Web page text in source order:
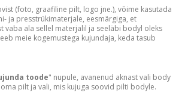
(foto, graafiline pilt, logo jne.), võime kasutada
ja presstrükimaterjale, eesmärgiga, et
vaba ala sellel materjalil ja seeläbi bodyl oleks
meie kogemustega kujundaja, keda tasub
toode" nupule, avanenud aknast vali body
pilt ja vali, mis kujuga soovid pilti bodyle.